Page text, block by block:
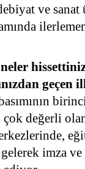
ve
çok değerli
imza